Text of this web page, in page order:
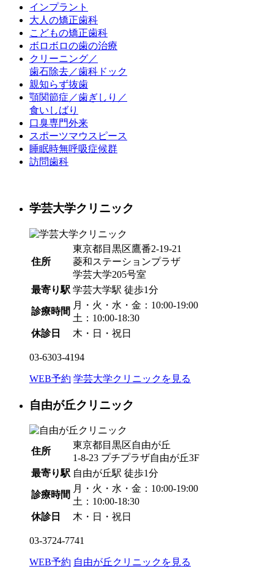
インプラント
大人の矯正歯科
こどもの矯正歯科
ボロボロの歯の治療
クリーニング／
歯石除去／歯科ドック
親知らず抜歯
顎関節症／歯ぎしり／
食いしばり
口臭専門外来
スポーツマウスピース
睡眠時無呼吸症候群
訪問歯科
学芸大学クリニック
住所
東京都目黒区鷹番2-19-21
菱和ステーションプラザ
学芸大学205号室
最寄り駅 学芸大学駅 徒歩1分
診療時間
月・火・水・金：10:00-19:00
土：10:00-18:30
休診日
木・日・祝日
03-6303-4194
WEB予約 学芸大学クリニックを見る
自由が丘クリニック
住所
東京都目黒区自由が丘
1-8-23 プチプラザ自由が丘3F
最寄り駅 自由が丘駅 徒歩1分
診療時間
月・火・水・金：10:00-19:00
土：10:00-18:30
休診日
木・日・祝日
03-3724-7741
WEB予約 自由が丘クリニックを見る